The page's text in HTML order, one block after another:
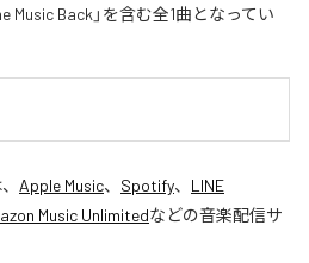
Music Back」を含む全1曲となってい
Apple Music、 Spotify、 LINE
Music Unlimitedなどの音楽配信サ